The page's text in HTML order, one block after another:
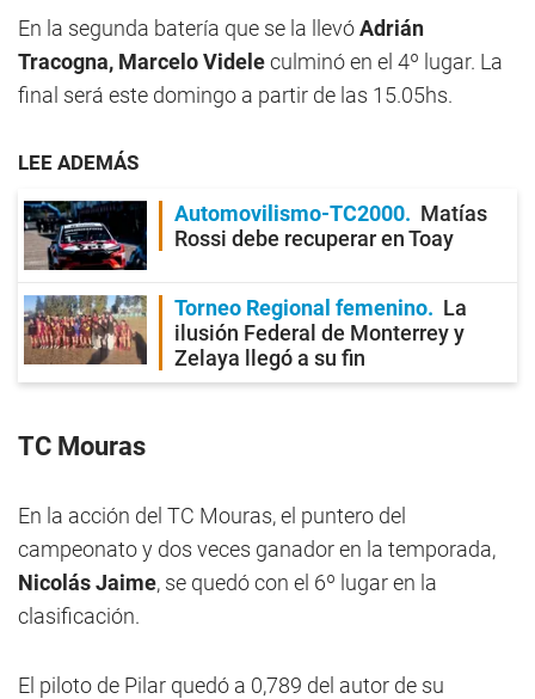
En la segunda batería que se la llevóAdrián
Tracogna, Marcelo Videleculminó en el 4º lugar. La
final será este domingo a partir de las 15.05hs.
LEE ADEMÁS
Automovilismo-TC2000
Matías
Rossi debe recuperar en Toay
Torneo Regional femenino
La
ilusión Federal de Monterrey y
Zelaya llegó a su fin
TC Mouras
En la acción del TC Mouras, el puntero del
campeonato y dos veces ganador en la temporada,
Nicolás Jaime, se quedó con el 6º lugar en la
clasificación.
El piloto de Pilar quedó a 0,789 del autor de su